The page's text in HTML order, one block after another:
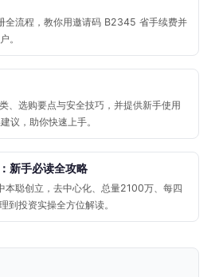
全流程，教你用邀请码 B2345 省手续费并
。
、选购要点与安全技巧，并提供新手使用
议，助你快速上手。
新手必读全攻略
聪创立，去中心化、总量2100万、每四
到投资实操全方位解读。